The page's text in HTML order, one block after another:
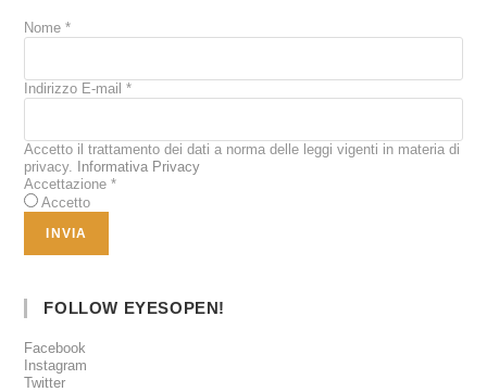
Nome*
Indirizzo E-mail*
Accetto il trattamento dei dati a norma delle leggi vigenti in materia di
privacy. Informativa Privacy
Accettazione*
Accetto
FOLLOW EYESOPEN!
Facebook
Instagram
Twitter